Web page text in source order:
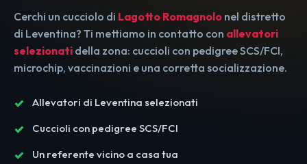
Cerchi un cucciolo di Lagotto Romagnolo nel distretto
di Leventina? Ti mettiamo in contatto con allevatori
selezionati della zona: cuccioli con pedigree SCS/FCI,
microchip, vaccinazioni e una corretta socializzazione.
Allevatori di Leventina selezionati
Cuccioli con pedigree SCS/FCI
Un referente vicino a casa tua